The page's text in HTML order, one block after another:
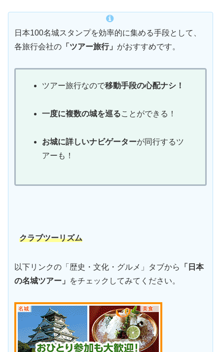
日本100名城スタンプを効率的に集める手段として、
各旅行会社の 「ツアー旅行」 がおすすめです。
ツアー旅行なので移動手段の心配ナシ！
一度に複数の城を巡ることができる！
お城に詳しいナビゲーターが同行するツ
アーも！
クラブツーリズム
以下リンクの「歴史・文化・グルメ」タブから
「日本
の名城ツアー」
をチェックしてみてください。